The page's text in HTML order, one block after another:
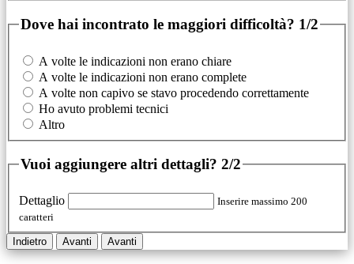
Dove hai incontrato le maggiori difficoltà? 1/2
A volte le indicazioni non erano chiare
A volte le indicazioni non erano complete
A volte non capivo se stavo procedendo correttamente
Ho avuto problemi tecnici
Altro
Vuoi aggiungere altri dettagli? 2/2
Dettaglio
Inserire massimo 200
caratteri
Indietro Avanti Avanti